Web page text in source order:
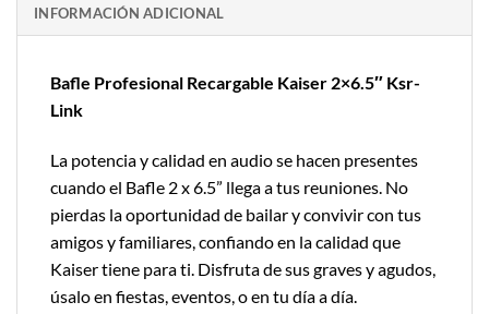
INFORMACIÓN ADICIONAL
Bafle Profesional Recargable Kaiser 2×6.5″ Ksr-
Link
La potencia y calidad en audio se hacen presentes
cuando el Bafle 2 x 6.5” llega a tus reuniones. No
pierdas la oportunidad de bailar y convivir con tus
amigos y familiares, confiando en la calidad que
Kaiser tiene para ti. Disfruta de sus graves y agudos,
úsalo en fiestas, eventos, o en tu día a día.